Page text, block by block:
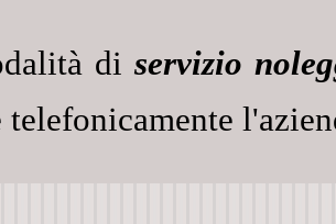
di servizio
telefonicamente